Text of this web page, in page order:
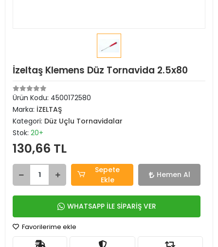
İzeltaş Klemens Düz Tornavida 2.5x80
Ürün Kodu: 4500172580
Marka: İZELTAŞ
Kategori: Düz Uçlu Tornavidalar
Stok: 20+
130,66 TL
Sepete
Ekle
Hemen Al
WHATSAPP İLE SİPARİŞ VER
Favorilerime ekle